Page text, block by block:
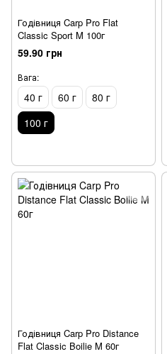
Годівниця Carp Pro Flat
Classic Sport M 100г
59.90 грн
Вага:
40 г 60 г
80 г
100 г
Годівниця Carp Pro Distance
Flat Classic Boilie M 60г